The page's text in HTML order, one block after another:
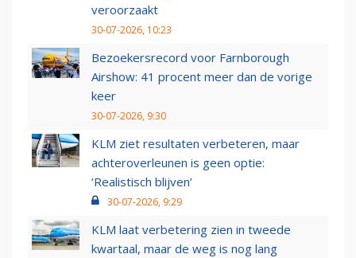
veroorzaakt
30-07-2026, 10:23
Bezoekersrecord voor Farnborough
Airshow: 41 procent meer dan de vorige
keer
30-07-2026, 9:30
KLM ziet resultaten verbeteren, maar
achteroverleunen is geen optie:
‘Realistisch blijven’
30-07-2026, 9:29
KLM laat verbetering zien in tweede
kwartaal, maar de weg is nog lang